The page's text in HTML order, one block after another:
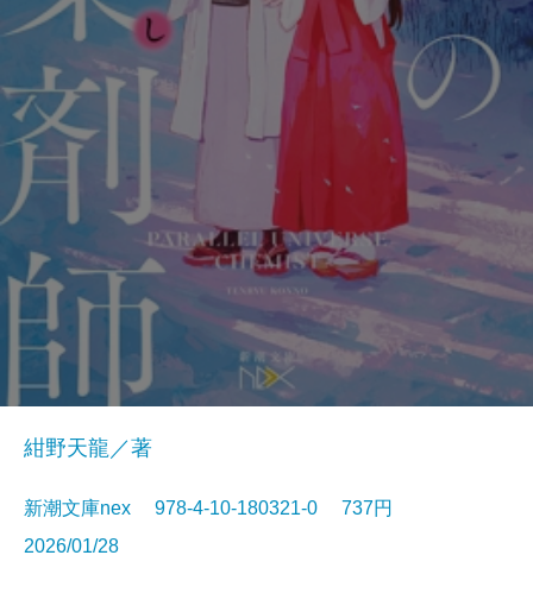
紺野天龍／著
新潮文庫nex 978-4-10-180321-0 737円
2026/01/28